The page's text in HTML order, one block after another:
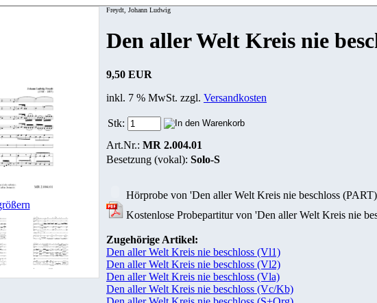
Freydt, Johann Ludwig
Den aller Welt Kreis nie
9,50 EUR
inkl. 7 % MwSt. zzgl. Versandkosten
Stk:
Art.Nr.: MR 2.004.01
Besetzung (vokal): Solo-S
Hörprobe von 'Den aller Welt Kreis nie beschloss
Kostenlose Probepartitur von 'Den aller Welt Kreis nie
Zugehörige Artikel:
Den aller Welt Kreis nie beschloss (Vl1)
Den aller Welt Kreis nie beschloss (Vl2)
Den aller Welt Kreis nie beschloss (Vla)
Den aller Welt Kreis nie beschloss (Vc/Kb)